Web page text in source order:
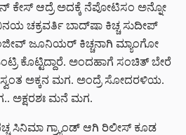
ಕೇಸ್ ಆದ್ರೆ ಅದಕ್ಕೆ ನೆಪೋಟಿಸಂ ಅನ್ನೋ
ಚಕ್ರವರ್ತಿ ಬಾದ್‌ಷಾ ಕಿಚ್ಚ ಸುದೀಪ್
ಜೂನಿಯರ್ ಕಿಚ್ಚನಾಗಿ ಮ್ಯಾಂಗೋ
ಕೊಟ್ಟಿದ್ದಾರೆ. ಅಂದಹಾಗೆ ಸಂಚಿತ್ ಬೇರೆ
ಅಕ್ಕನ ಮಗ. ಅಂದ್ರೆ ಸೋದರಳಿಯ.
ಅಕ್ಷರಶಃ ಮನೆ ಮಗ.
ಸಿನಿಮಾ ಗ್ರ್ಯಾಂಡ್ ಆಗಿ ರಿಲೀಸ್ ಕೂಡ